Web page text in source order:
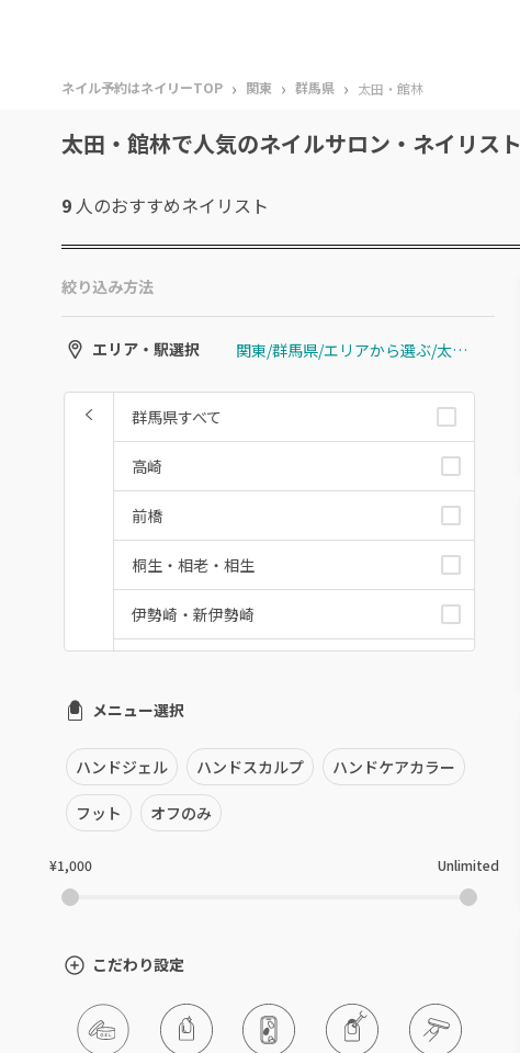
ネイル予約はネイリーTOP › 関東 › 群馬県 › 太田・館林
太田・館林で人気のネイルサロン・ネイリスト
9 人のおすすめネイリスト
絞り込み方法
エリア・駅選択 関東/群馬県/エリアから選ぶ/太田・館林
群馬県すべて
高崎
前橋
桐生・相老・相生
伊勢崎・新伊勢崎
富岡・藤岡・安中
渋川・沼田店・みなかみ
群馬県その他
メニュー選択
ハンドジェル ハンドスカルプ ハンドケアカラー
フット オフのみ
¥1,000 Unlimited
こだわり設定